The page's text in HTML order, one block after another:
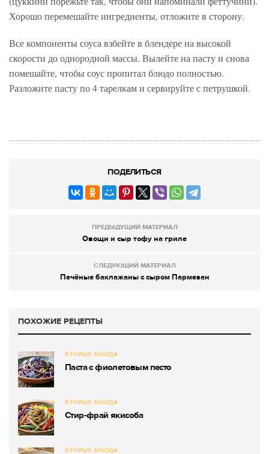
Хорошо перемешайте ингредиенты, отложите в сторону.
Все компоненты соуса взбейте в блендере на высокой
скорости до однородной массы. Вылейте на пасту и снова
помешайте, чтобы соус пропитал блюдо полностью.
Разложите пасту по 4 тарелкам и сервируйте с петрушкой.
ПОДЕЛИТЬСЯ
ПРЕДЫДУЩИЙ МАТЕРИАЛ
Овощи и сыр тофу на гриле
СЛЕДУЮЩИЙ МАТЕРИАЛ
Печёные баклажаны с сыром Пармезан
ПОХОЖИЕ РЕЦЕПТЫ
ВТОРЫЕ БЛЮДА
Паста с фиолетовым песто
ВТОРЫЕ БЛЮДА
Стир-фрай якисоба
ВТОРЫЕ БЛЮДА